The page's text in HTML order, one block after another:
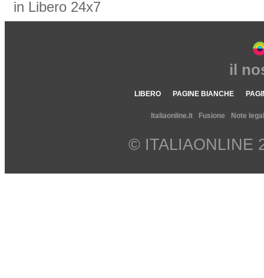
in Libero 24x7
il
LIBERO PAGINE BIANCHE
Italiaonline.it Fusione Note
© ITALIAONLINE